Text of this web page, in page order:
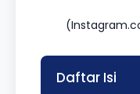
Daftar Isi